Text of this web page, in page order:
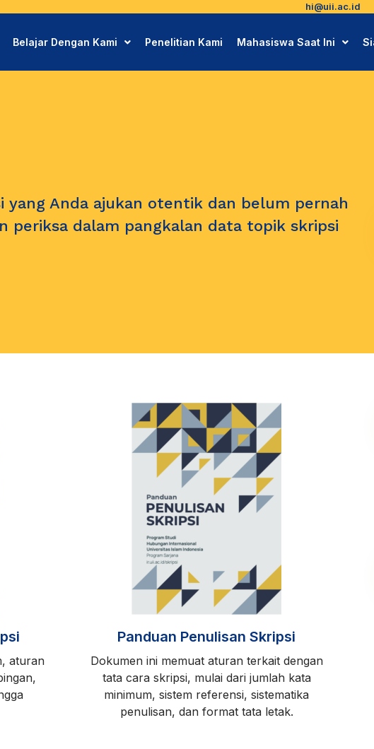
hi@uii.ac.id
Belajar Dengan Kami Penelitian Kami Mahasiswa Saat Ini
yang Anda ajukan otentik dan belum pernah
periksa dalam pangkalan data topik skripsi
aturan
Panduan Penulisan Skripsi
Dokumen ini memuat aturan terkait dengan
tata cara skripsi, mulai dari jumlah kata
minimum, sistem referensi, sistematika
penulisan, dan format tata letak.